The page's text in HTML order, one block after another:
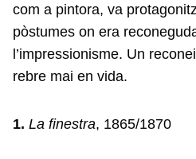
com a pintora, va
pòstumes on era
l’impressionisme. Un
rebre mai en vida.
1. La finestra, 1865/1870